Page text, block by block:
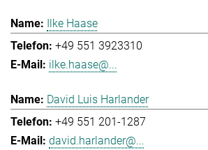
Ilke Haase
+49 551 3923310
ilke.haase@...
David Luis Harlander
+49 551 201-1287
david.harlander@...